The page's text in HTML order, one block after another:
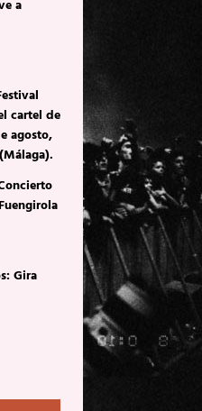
a
cartel de
agosto,
Gira